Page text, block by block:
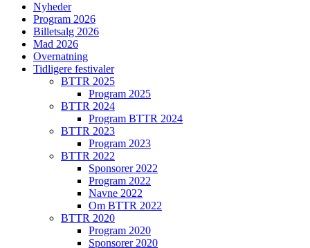
Nyheder
Program 2026
Billetsalg 2026
Mad 2026
Overnatning
Tidligere festivaler
BTTR 2025
Program 2025
BTTR 2024
Program BTTR 2024
BTTR 2023
Program 2023
BTTR 2022
Sponsorer 2022
Program 2022
Navne 2022
Om BTTR 2022
BTTR 2020
Program 2020
Sponsorer 2020